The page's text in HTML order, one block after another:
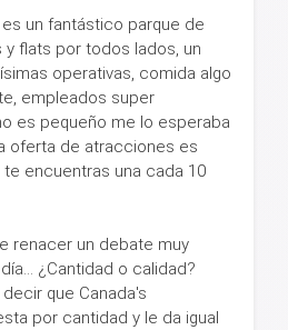
un fantástico parque de
flats por todos lados, un
operativas, comida algo
empleados super
es pequeño me lo esperaba
oferta de atracciones es
encuentras una cada 10
renacer un debate muy
¿Cantidad o calidad?
que Canada's
por cantidad y le da igual